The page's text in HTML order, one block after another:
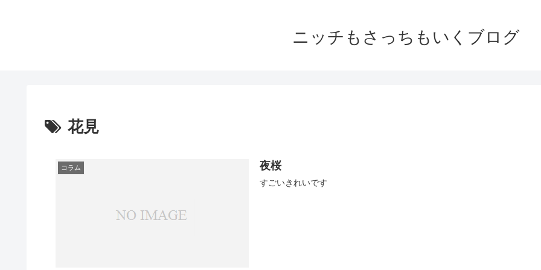
ニッチもさっちもいくブログ
花見
コラム 夜桜
すごいきれいです